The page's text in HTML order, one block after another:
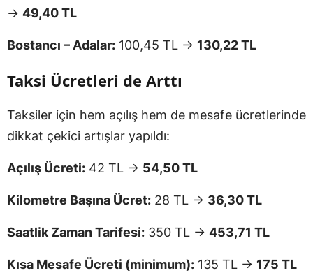
→ 49,40 TL
Bostancı – Adalar: 100,45 TL → 130,22 TL
Taksi Ücretleri de Arttı
Taksiler için hem açılış hem de mesafe ücretlerinde
dikkat çekici artışlar yapıldı:
Açılış Ücreti: 42 TL → 54,50 TL
Kilometre Başına Ücret: 28 TL → 36,30 TL
Saatlik Zaman Tarifesi: 350 TL → 453,71 TL
Kısa Mesafe Ücreti (minimum): 135 TL → 175 TL